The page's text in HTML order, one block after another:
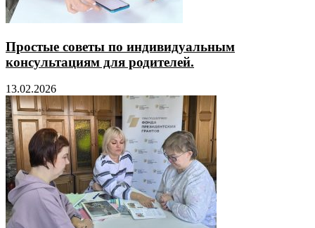
Простые советы по индивидуальным
консультациям для родителей.
13.02.2026